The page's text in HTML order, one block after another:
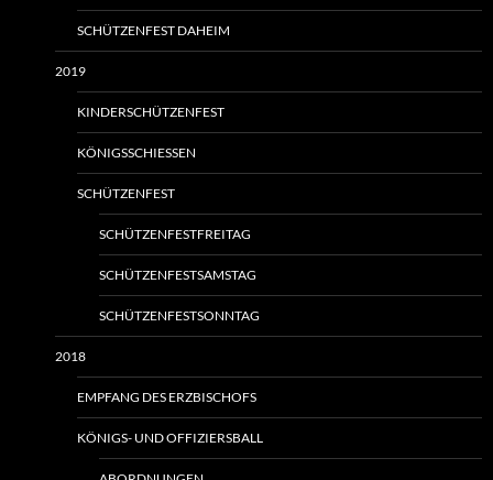
SCHÜTZENFEST DAHEIM
2019
KINDERSCHÜTZENFEST
KÖNIGSSCHIESSEN
SCHÜTZENFEST
SCHÜTZENFESTFREITAG
SCHÜTZENFESTSAMSTAG
SCHÜTZENFESTSONNTAG
2018
EMPFANG DES ERZBISCHOFS
KÖNIGS- UND OFFIZIERSBALL